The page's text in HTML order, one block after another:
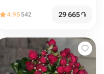
4.95542 29 665֏